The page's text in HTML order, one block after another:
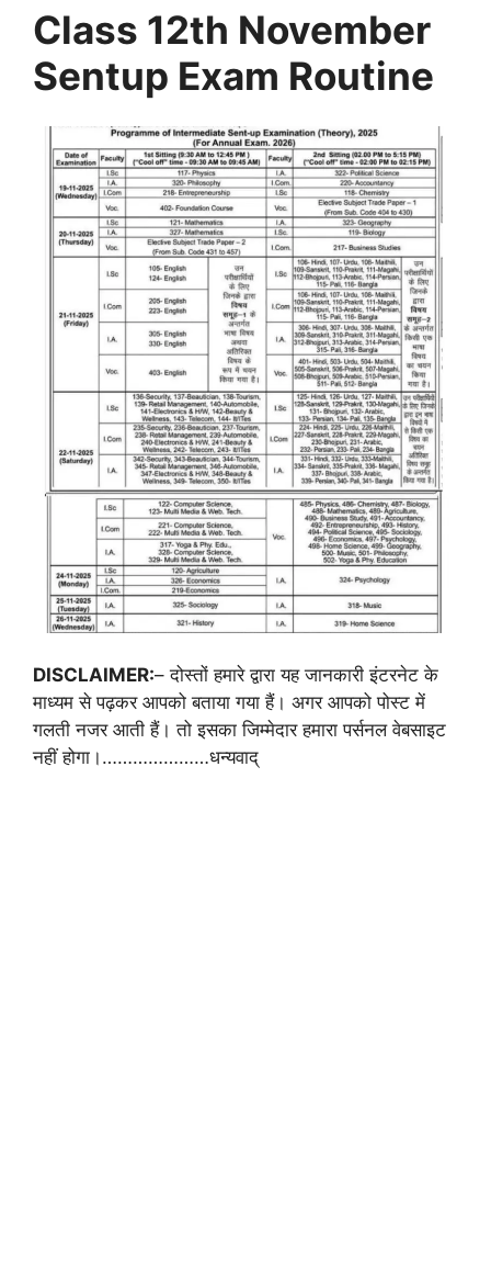
Class 12th November
Sentup Exam Routine
DISCLAIMER:– दोस्तों हमारे द्वारा यह जानकारी इंटरनेट के
माध्यम से पढ़कर आपको बताया गया हैं। अगर आपको पोस्ट में
गलती नजर आती हैं। तो इसका जिम्मेदार हमारा पर्सनल वेबसाइट
नहीं होगा।…………………धन्यवाद्